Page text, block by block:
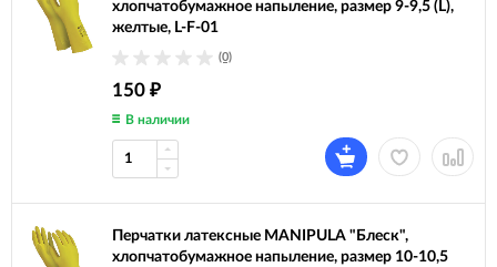
хлопчатобумажное напыление, размер 9-9,5 (L),
желтые, L-F-01
(0)
150 ₽
В наличии
Перчатки латексные MANIPULA "Блеск",
хлопчатобумажное напыление, размер 10-10,5